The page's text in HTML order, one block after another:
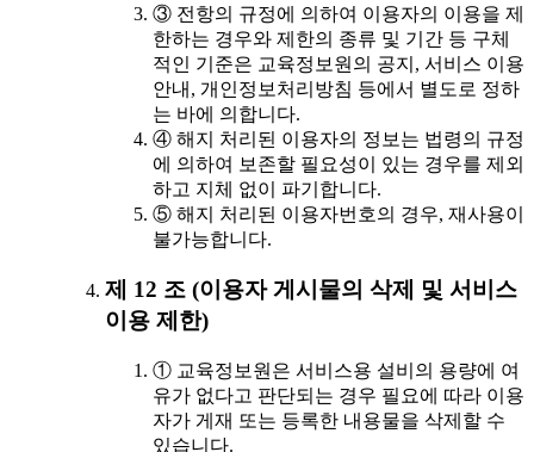
③ 전항의 규정에 의하여 이용자의 이용을 제
한하는 경우와 제한의 종류 및 기간 등 구체
적인 기준은 교육정보원의 공지, 서비스 이용
안내, 개인정보처리방침 등에서 별도로 정하
는 바에 의합니다.
④ 해지 처리된 이용자의 정보는 법령의 규정
에 의하여 보존할 필요성이 있는 경우를 제외
하고 지체 없이 파기합니다.
⑤ 해지 처리된 이용자번호의 경우, 재사용이
불가능합니다.
제 12 조 (이용자 게시물의 삭제 및 서비스
이용 제한)
① 교육정보원은 서비스용 설비의 용량에 여
유가 없다고 판단되는 경우 필요에 따라 이용
자가 게재 또는 등록한 내용물을 삭제할 수
있습니다.